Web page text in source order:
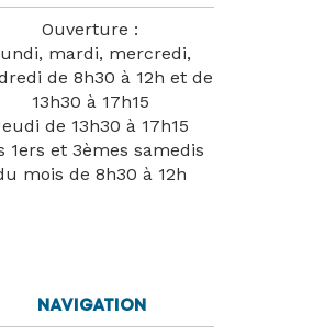
Ouverture :
mardi, mercredi,
de 8h30 à 12h et de
13h30 à 17h15
de 13h30 à 17h15
1ers et 3èmes samedis
mois de 8h30 à 12h
Navigation